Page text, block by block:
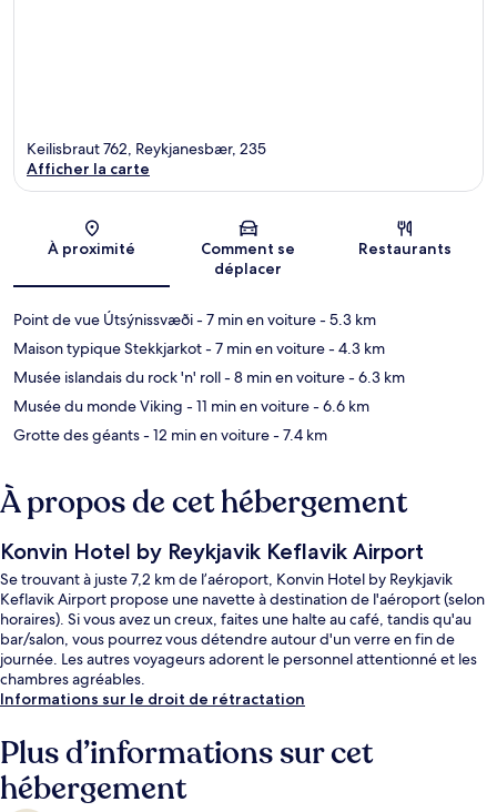
Carte
Keilisbraut 762, Reykjanesbær, 235
Afficher la carte
À proximité
Comment se
déplacer
Restaurants
Point de vue Útsýnissvæði- 7 min en voiture- 5.3 km
Maison typique Stekkjarkot- 7 min en voiture- 4.3 km
Musée islandais du rock 'n' roll- 8 min en voiture- 6.3 km
Musée du monde Viking - 11 min en voiture- 6.6 km
Grotte des géants- 12 min en voiture- 7.4 km
À propos de cet hébergement
Konvin Hotel by Reykjavik Keflavik Airport
Se trouvant à juste 7,2 km de l’aéroport, Konvin Hotel by Reykjavik
Keflavik Airport propose une navette à destination de l'aéroport (selon
horaires). Si vous avez un creux, faites une halte au café, tandis qu'au
bar/salon, vous pourrez vous détendre autour d'un verre en fin de
journée. Les autres voyageurs adorent le personnel attentionné et les
chambres agréables.
Informations sur le droit de rétractation
Plus d’informations sur cet
hébergement